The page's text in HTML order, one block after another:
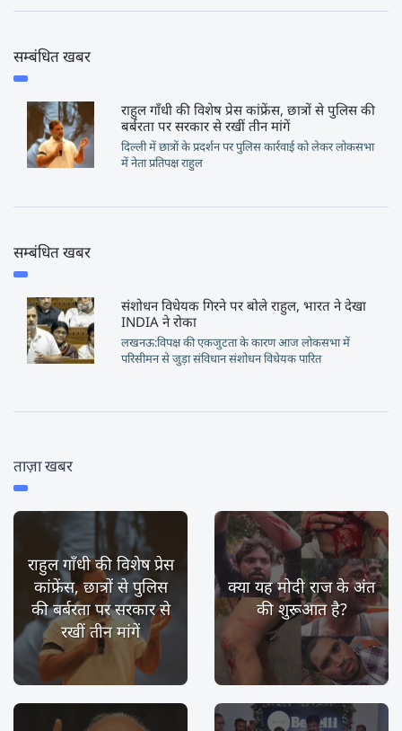
सम्बंधित खबर
राहुल गाँधी की विशेष प्रेस कांफ्रेंस, छात्रों से पुलिस की
बर्बरता पर सरकार से रखीं तीन मांगें
दिल्ली में छात्रों के प्रदर्शन पर पुलिस कार्रवाई को लेकर लोकसभा
में नेता प्रतिपक्ष राहुल
सम्बंधित खबर
संशोधन विधेयक गिरने पर बोले राहुल, भारत ने देखा
INDIA ने रोका
लखनऊ:विपक्ष की एकजुटता के कारण आज लोकसभा में
परिसीमन से जुड़ा संविधान संशोधन विधेयक पारित
ताज़ा खबर
राहुल गाँधी की विशेष प्रेस
कांफ्रेंस, छात्रों से पुलिस
की बर्बरता पर सरकार से
रखीं तीन मांगें
क्या यह मोदी राज के अंत
की शुरूआत है?